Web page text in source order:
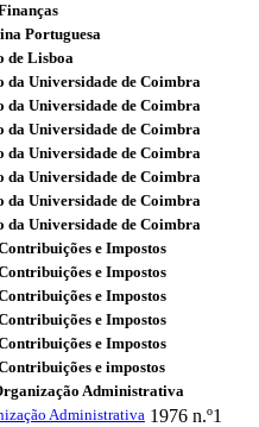
Portuguesa
de Lisboa
da Universidade de Coimbra
da Universidade de Coimbra
da Universidade de Coimbra
da Universidade de Coimbra
da Universidade de Coimbra
da Universidade de Coimbra
da Universidade de Coimbra
e Impostos
e Impostos
e Impostos
e Impostos
e Impostos
e impostos
Administrativa
Administrativa 1976 n.º1